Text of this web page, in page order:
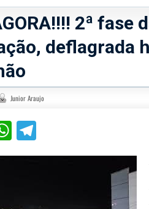
2ª fase
deflagrada
Junior Araujo
WhatsApp